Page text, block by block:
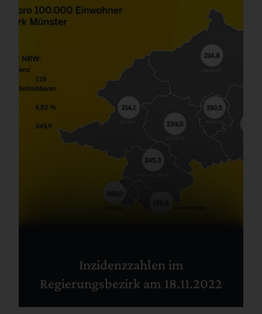
Inzidenzzahlen im
Regierungsbezirk am 18.11.2022